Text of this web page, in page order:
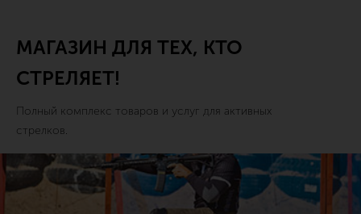
МАГАЗИН ДЛЯ ТЕХ, КТО
СТРЕЛЯЕТ!
Полный комплекс товаров и услуг для активных
стрелков.